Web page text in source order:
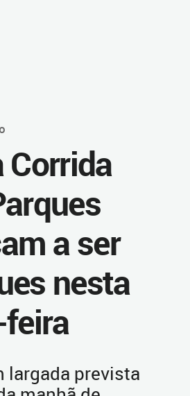
Corrida
a ser
nesta
largada prevista